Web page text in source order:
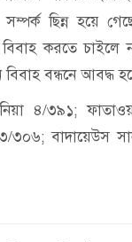
ছিন্ন হয়ে
করতে চাইলে
বন্ধনে আবদ্ধ
৪/৩৯১;
বাদায়েউস